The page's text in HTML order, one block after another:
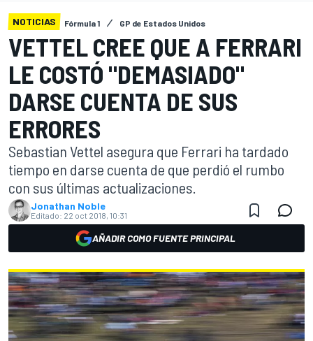
NOTICIAS Fórmula 1 GP de Estados Unidos
VETTEL CREE QUE A FERRARI
LE COSTÓ "DEMASIADO"
DARSE CUENTA DE SUS
ERRORES
Sebastian Vettel asegura que Ferrari ha tardado
tiempo en darse cuenta de que perdió el rumbo
con sus últimas actualizaciones.
Jonathan Noble
Editado: 22 oct 2018, 10:31
AÑADIR COMO FUENTE PRINCIPAL